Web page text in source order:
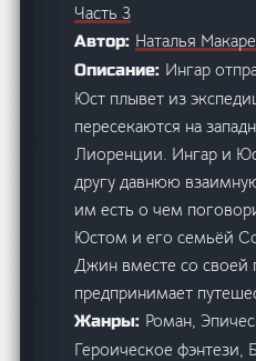
Часть 3
Автор: Наталья
Описание: Ингар
Юст плывет из
пересекаются на
Лиоренции. Ингар и
другу давнюю
им есть о чем
Юстом и его семьёй
Джин вместе со своей
предпринимает
Жанры: Роман,
Героическое фэнтези,